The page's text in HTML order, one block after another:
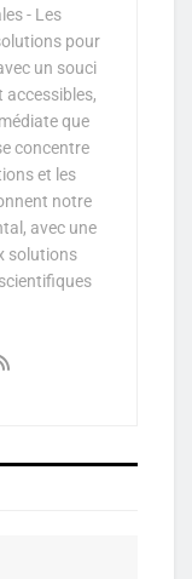
- Les
pour
un souci
que
concentre
et les
notre
avec une
solutions